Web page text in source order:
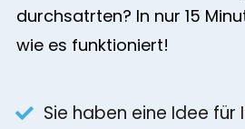
durchsatrten? In nur 15
wie es funktioniert!
Sie haben eine Idee für